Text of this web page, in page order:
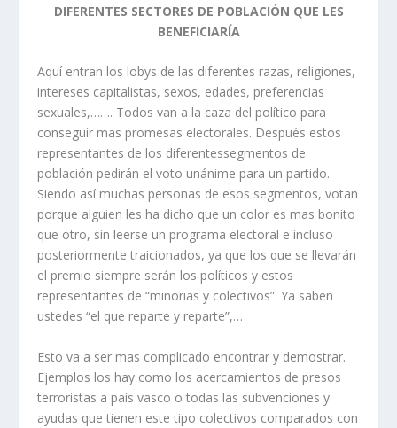
DIFERENTES SECTORES DE POBLACIÓN QUE LES
BENEFICIARÍA
Aquí entran los lobys de las diferentes razas, religiones,
intereses capitalistas, sexos, edades, preferencias
sexuales,……. Todos van a la caza del político para
conseguir mas promesas electorales. Después estos
representantes de los diferentessegmentos de
población pedirán el voto unánime para un partido.
Siendo así muchas personas de esos segmentos, votan
porque alguien les ha dicho que un color es mas bonito
que otro, sin leerse un programa electoral e incluso
posteriormente traicionados, ya que los que se llevarán
el premio siempre serán los políticos y estos
representantes de “minorias y colectivos”. Ya saben
ustedes “el que reparte y reparte”,…
Esto va a ser mas complicado encontrar y demostrar.
Ejemplos los hay como los acercamientos de presos
terroristas a país vasco o todas las subvenciones y
ayudas que tienen este tipo colectivos comparados con